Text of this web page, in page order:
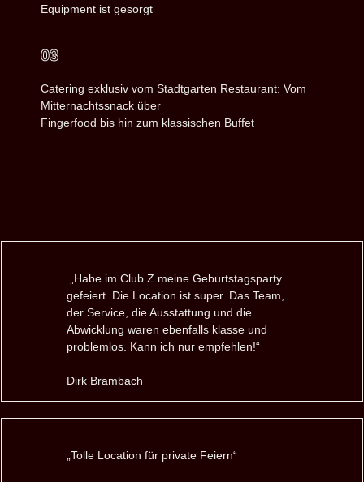
Equipment ist gesorgt
03
Catering exklusiv vom Stadtgarten Restaurant: Vom
Mitternachtssnack über
Fingerfood bis hin zum klassischen Buffet
„Habe im Club Z meine Geburtstagsparty
gefeiert. Die Location ist super. Das Team,
der Service, die Ausstattung und die
Abwicklung waren ebenfalls klasse und
problemlos. Kann ich nur empfehlen!“
Dirk Brambach
„Tolle Location für private Feiern“